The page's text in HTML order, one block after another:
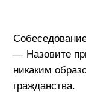
— Назовите
никаким
гражданства.